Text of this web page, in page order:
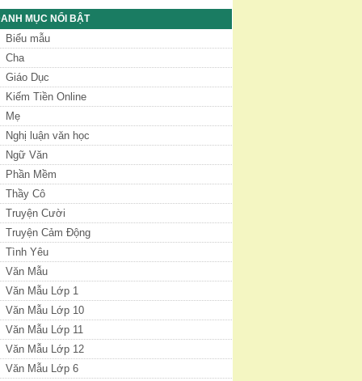
MỤC NỔI BẬT
Biểu mẫu
Cha
Giáo Dục
Kiếm Tiền Online
Mẹ
Nghị luận văn học
Ngữ Văn
Phần Mềm
Thầy Cô
Truyện Cười
Truyện Cảm Động
Tình Yêu
Văn Mẫu
Văn Mẫu Lớp 1
Văn Mẫu Lớp 10
Văn Mẫu Lớp 11
Văn Mẫu Lớp 12
Văn Mẫu Lớp 6